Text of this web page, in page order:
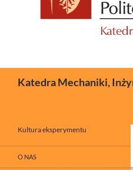
Katedra Mechaniki,
Kultura eksperymentu
O NAS